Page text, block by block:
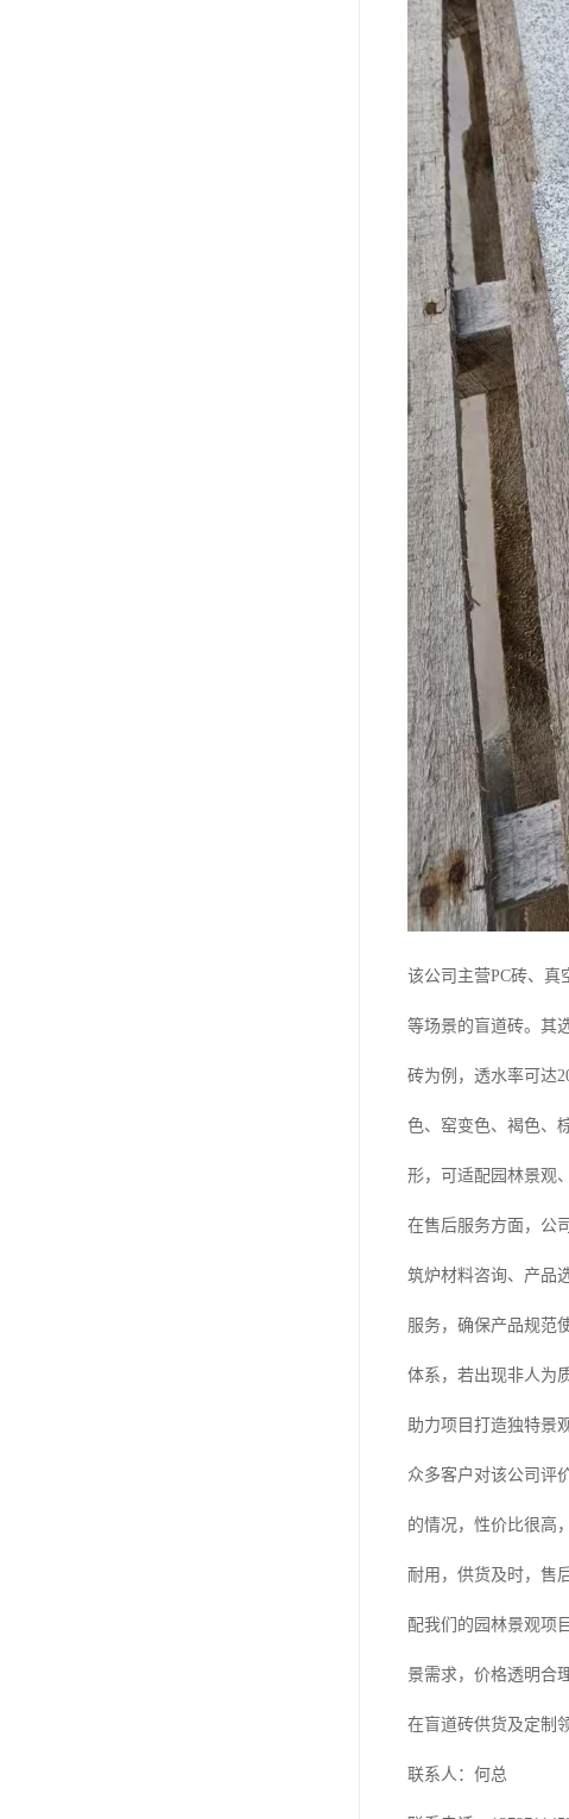
该公司主营PC砖、
等场景的盲道砖。其
砖为例，透水率可达
色、窑变色、褐色、
形，可适配园林景观
在售后服务方面，公
筑炉材料咨询、产品
服务，确保产品规范
体系，若出现非人为
助力项目打造独特景
众多客户对该公司评
的情况，性价比很高
耐用，供货及时，售
配我们的园林景观项
景需求，价格透明合
在盲道砖供货及定制
联系人：何总